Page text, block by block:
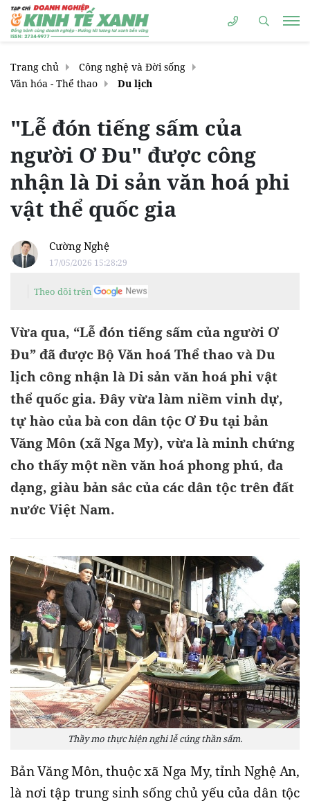
Trang chủ
Công nghệ và Đời sống
Văn hóa - Thể thao
Du lịch
"Lễ đón tiếng sấm của
người Ơ Đu" được công
nhận là Di sản văn hoá phi
vật thể quốc gia
Cường Nghệ
17/05/2026 15:28:29
Theo dõi trên
Vừa qua, “Lễ đón tiếng sấm của người Ơ
Đu” đã được Bộ Văn hoá Thể thao và Du
lịch công nhận là Di sản văn hoá phi vật
thể quốc gia. Đây vừa làm niềm vinh dự,
tự hào của bà con dân tộc Ơ Đu tại bản
Văng Môn (xã Nga My), vừa là minh chứng
cho thấy một nền văn hoá phong phú, đa
dạng, giàu bản sắc của các dân tộc trên đất
nước Việt Nam.
Thầy mo thực hiện nghi lễ cúng thần sấm.
Bản Văng Môn, thuộc xã Nga My, tỉnh Nghệ An,
là nơi tập trung sinh sống chủ yếu của dân tộc